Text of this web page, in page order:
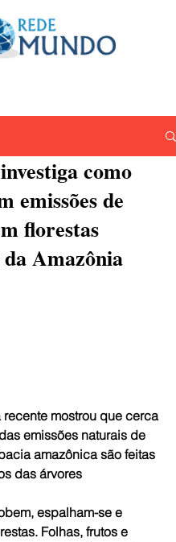
como
emissões de
florestas
da Amazônia
recente mostrou que cerca
emissões naturais de
amazônica são feitas
das árvores
espalham-se e
Folhas, frutos e